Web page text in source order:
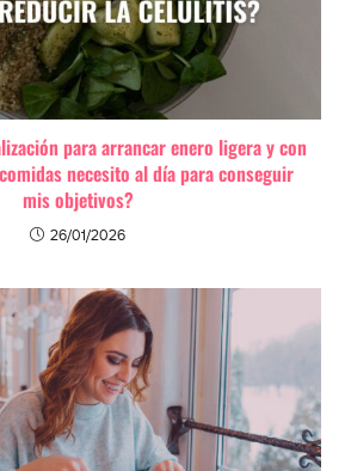
para arrancar enero ligera y con
necesito al día para conseguir
mis objetivos?
26/01/2026